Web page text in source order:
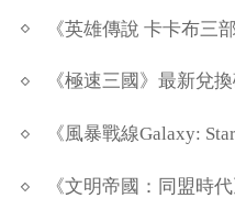
《英雄傳說 卡卡布三
《極速三國》最新兌
《風暴戰線Galaxy: Star
《文明帝國：同盟時